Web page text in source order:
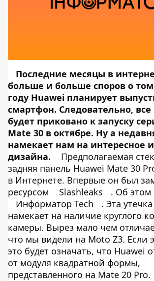
Последние месяцы в
больше и больше споров о
году Huawei планирует
смартфон. Следовательно,
будет приковано к запуску
Mate 30 в октябре. Ну а
намекает нам на интересное
дизайна.
Предполагаемая
задняя панель Huawei Mate 30
в Интернете. Впервые он был
ресурсом
Slashleaks
. Об этом
Информатор Tech
. Эта
намекает на наличие круглого
камеры. Вырез мало чем
что мы видели на Moto Z3. Если
это будет означать, что Huawei
от модуля квадратной формы,
представленного на Mate 20 Pro.